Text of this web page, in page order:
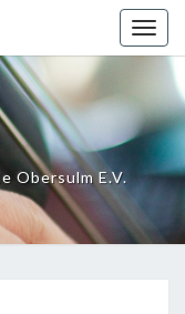
Obersulm E.V.